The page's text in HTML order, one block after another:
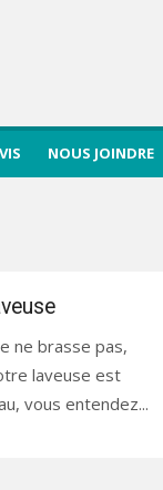
NOUS JOINDRE
ne brasse pas,
laveuse est
vous entendez...